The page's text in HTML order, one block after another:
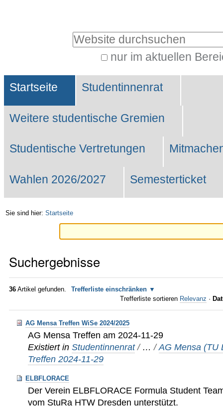
Website durchsuchen
nur im aktuellen
Suche…
Sektionen
Startseite Studentinnenrat
Weitere studentische Gremien
Studentische Vertretungen
Wahlen 2026/2027 Semesterticket
Sie sind hier: Startseite
Suchergebnisse
36 Artikel gefunden.
Trefferliste einschränken
Trefferliste sortieren Relevanz ·
AG Mensa Treffen WiSe 2024/2025
AG Mensa Treffen am 2024-11-29
Existiert in Studentinnenrat / …/AG Mensa (TU
Treffen 2024-11-29
ELBFLORACE
Der Verein ELBFLORACE Formula Student
vom StuRa HTW Dresden unterstützt.